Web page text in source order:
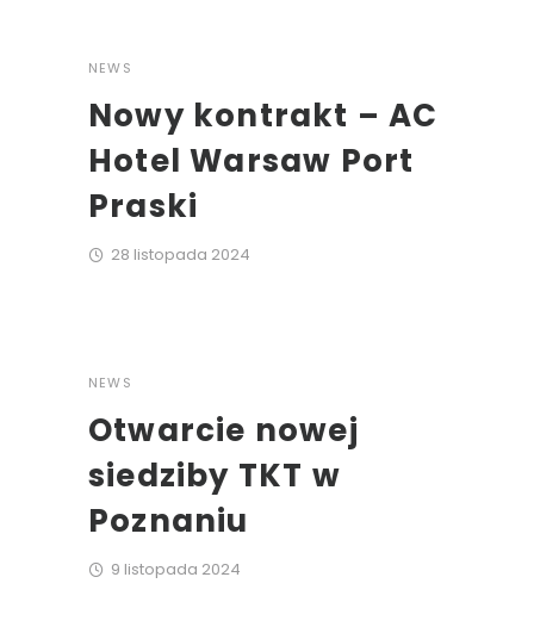
NEWS
Nowy kontrakt – AC
Hotel Warsaw Port
Praski
28 listopada 2024
NEWS
Otwarcie nowej
siedziby TKT w
Poznaniu
9 listopada 2024